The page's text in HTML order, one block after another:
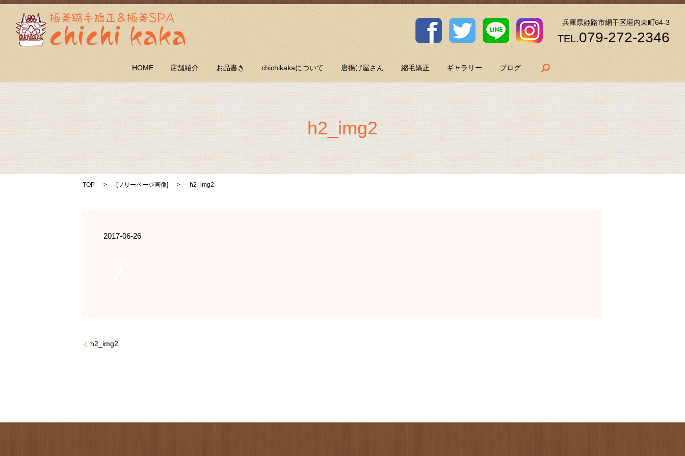
兵庫県姫路市網干区垣内東町64-3
TEL.079-272-2346
HOME 店舗紹介 お品書き chichikakaについて 唐揚げ屋さん 縮毛矯正 ギャラリー ブログ
h2_img2
TOP [フリーページ画像] h2_img2
2017-06-26
h2_img2